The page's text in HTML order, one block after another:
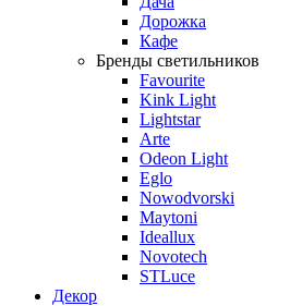
Дорожка
Кафе
Бренды светильников
Favourite
Kink Light
Lightstar
Arte
Odeon Light
Eglo
Nowodvorski
Maytoni
Ideallux
Novotech
STLuce
Декор